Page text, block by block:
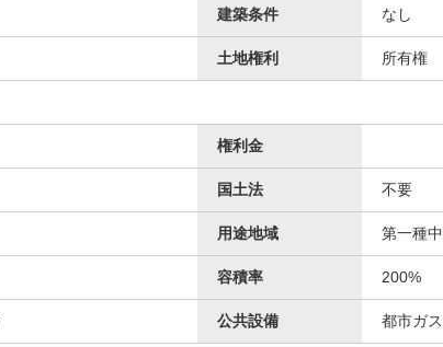
建築条件 なし
土地権利 所有権
権利金
国土法 不要
用途地域 第一種
容積率 200%
公共設備 都市ガ